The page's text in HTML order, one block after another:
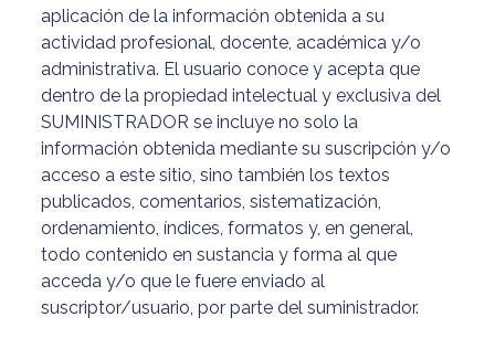
aplicación de la información obtenida a su
actividad profesional, docente, académica y/o
administrativa. El usuario conoce y acepta que
dentro de la propiedad intelectual y exclusiva del
SUMINISTRADOR se incluye no solo la
información obtenida mediante su suscripción y/o
acceso a este sitio, sino también los textos
publicados, comentarios, sistematización,
ordenamiento, índices, formatos y, en general,
todo contenido en sustancia y forma al que
acceda y/o que le fuere enviado al
suscriptor/usuario, por parte del suministrador.